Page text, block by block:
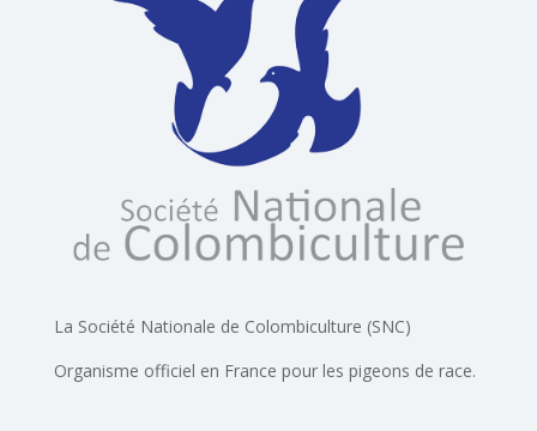
La Société Nationale de Colombiculture (SNC)
Organisme officiel en France pour les pigeons de race.